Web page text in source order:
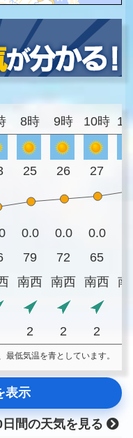
8時 9時 10時
25 26 27
0.0 0.0 0.0
79 72 65
南西 南西 南西 南
2 2 2
低気温を青としています。
表示
日間の天気を見る